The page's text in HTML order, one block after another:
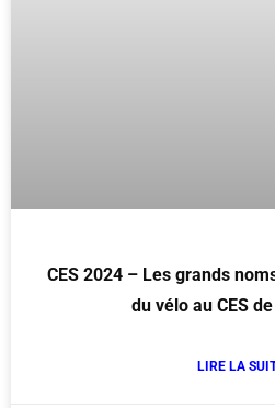
CES 2024 – Les grands
du vélo au CES
LIRE LA